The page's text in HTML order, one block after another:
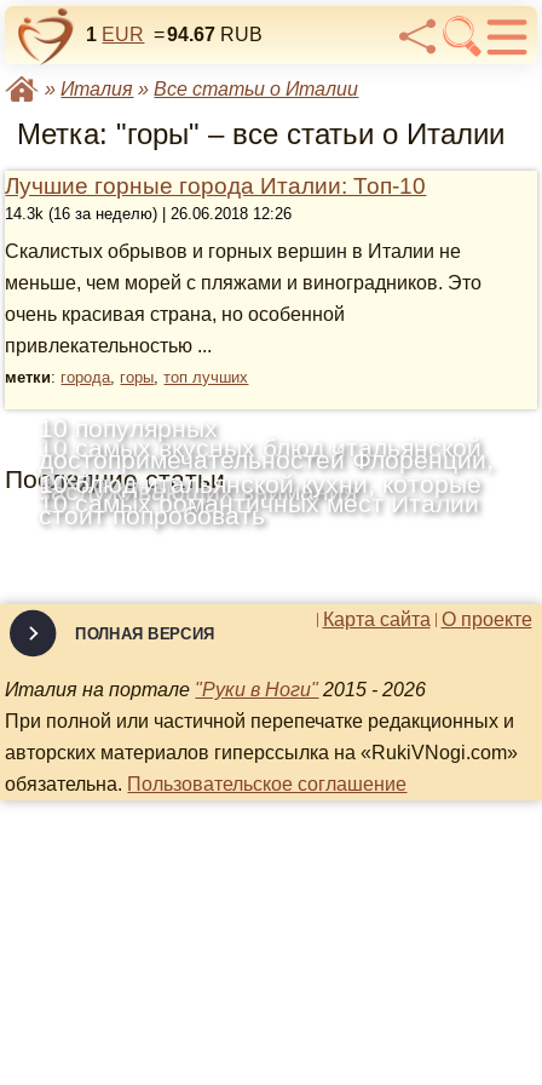
1 EUR =94.67 RUB
»Италия »Все статьи о Италии
Метка: "горы" – все статьи о Италии
Лучшие горные города Италии: Топ-10
14.3k (16 за неделю) | 26.06.2018 12:26
Скалистых обрывов и горных вершин в Италии не
меньше, чем морей с пляжами и виноградников. Это
очень красивая страна, но особенной
привлекательностью ...
метки: города, горы,топ лучших
Последние статьи
10 самых вкусных блюд итальянской
кухни
10 популярных
достопримечательностей Флоренции,
заслуживающих внимания
10 самых романтичных мест Италии
10 блюд итальянской кухни, которые
стоит попробовать
О проекте
Карта сайта
ПОЛНАЯ ВЕРСИЯ
Италия на портале "Руки в Ноги" 2015 - 2026
При полной или частичной перепечатке редакционных и
авторских материалов гиперссылка на «RukiVNogi.com»
обязательна. Пользовательское соглашение